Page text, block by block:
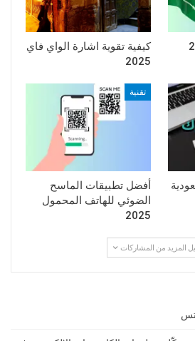
كيفية تقوية اشارة الواي فاي
2025
تقنية
أفضل تطبيقات الماسح
الضوئي للهاتف المحمول
2025
المزيد من المشاركات